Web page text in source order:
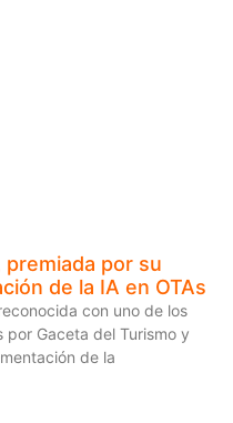
por su
de la IA en OTAs
con uno de los
Gaceta del Turismo y
de la